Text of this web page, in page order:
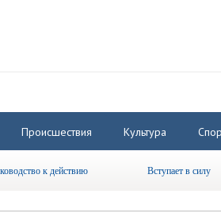
Происшествия Культура
к действию Вступает в силу